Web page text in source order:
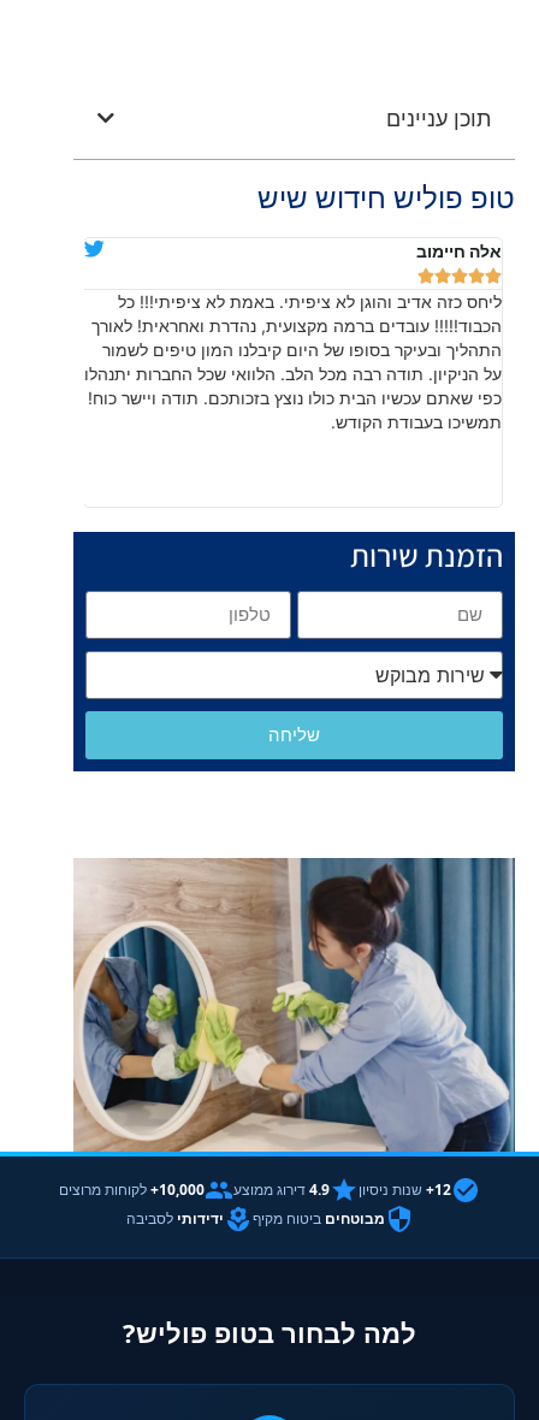
תוכן עניינים
טופ פוליש חידוש שיש
אלה חיימוב





ליחס כזה אדיב והוגן לא ציפיתי. באמת לא ציפיתי!!! כל
הכבוד!!!!! עובדים ברמה מקצועית, נהדרת ואחראית! לאורך
התהליך ובעיקר בסופו של היום קיבלנו המון טיפים לשמור
על הניקיון. תודה רבה מכל הלב. הלוואי שכל החברות יתנהלו
כפי שאתם עכשיו הבית כולו נוצץ בזכותכם. תודה ויישר כוח!
תמשיכו בעבודת הקודש.
הזמנת שירות
שליחה
12+ שנות ניסיון 4.9דירוג ממוצע 10,000+
לקוחות מרוצים
מבוטחים ביטוח מקיף ידידותי לסביבה
למה לבחור בטופ פוליש?